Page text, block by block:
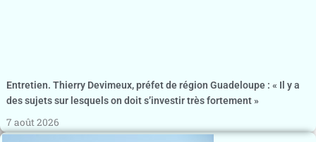
Entretien. Thierry Devimeux, préfet de région Guadeloupe : « Il y a
des sujets sur lesquels on doit s’investir très fortement »
7 août 2026